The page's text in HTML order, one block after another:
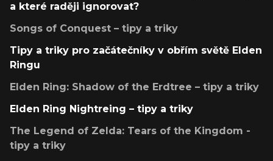
a které raději ignorovat?
Songs of Conquest – tipy a triky
Tipy a triky pro začátečníky v obřím světě Elden
Ringu
Elden Ring: Shadow of the Erdtree – tipy a triky
Elden Ring Nightreing – tipy a triky
The Legend of Zelda: Tears of the Kingdom -
tipy a triky